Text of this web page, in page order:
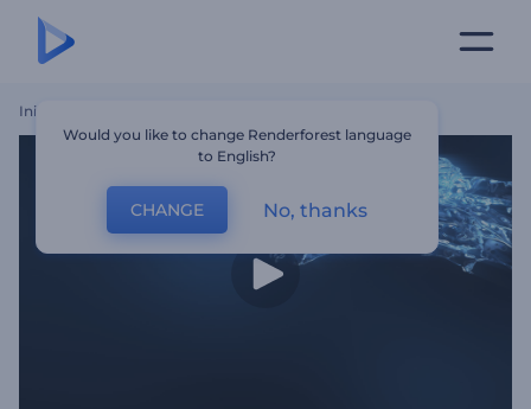
Inicio
Would you like to change Renderforest language
to English?
CHANGE No, thanks